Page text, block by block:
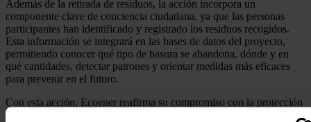
Además de la retirada de residuos, la acción incorpora un
componente clave de conciencia ciudadana, ya que las personas
participantes han identificado y registrado los residuos recogidos.
Esta información se integrará en las bases de datos del proyecto,
permitiendo conocer qué tipo de basura se abandona, dónde y en
qué cantidades, detectar patrones y orientar medidas más eficaces
para prevenir en el futuro.
Con esta acción, Ecoener reafirma su compromiso con la protección
del entorno natural y la promoción de una cultura ambiental basada